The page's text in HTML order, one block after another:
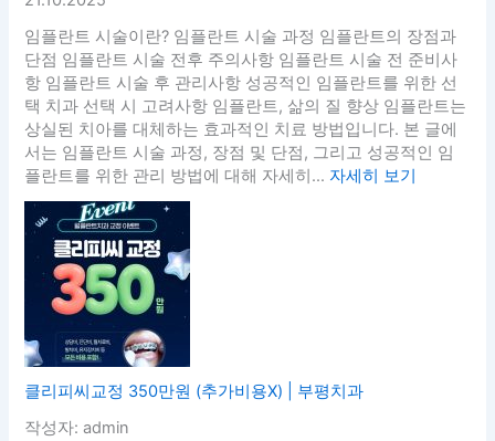
임플란트 시술이란? 임플란트 시술 과정 임플란트의 장점과
단점 임플란트 시술 전후 주의사항 임플란트 시술 전 준비사
항 임플란트 시술 후 관리사항 성공적인 임플란트를 위한 선
택 치과 선택 시 고려사항 임플란트, 삶의 질 향상 임플란트는
상실된 치아를 대체하는 효과적인 치료 방법입니다. 본 글에
서는 임플란트 시술 과정, 장점 및 단점, 그리고 성공적인 임
플란트를 위한 관리 방법에 대해 자세히... 자세히 보기
클리피씨교정 350만원 (추가비용X) | 부평치과
작성자: admin